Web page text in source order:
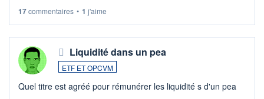
17commentaires • 1 j'aime
Liquidité dans un pea
ETF ET OPCVM
Quel titre est agréé pour rémunérer les liquidité s d'un pea